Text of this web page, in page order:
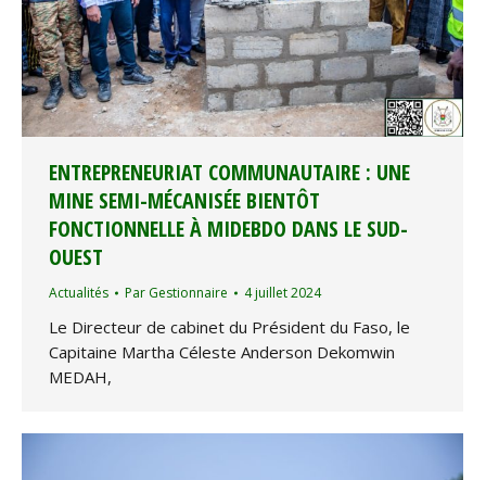
ENTREPRENEURIAT COMMUNAUTAIRE : UNE
MINE SEMI-MÉCANISÉE BIENTÔT
FONCTIONNELLE À MIDEBDO DANS LE SUD-
OUEST
Actualités Par Gestionnaire 4 juillet 2024
Le Directeur de cabinet du Président du Faso, le
Capitaine Martha Céleste Anderson Dekomwin
MEDAH,